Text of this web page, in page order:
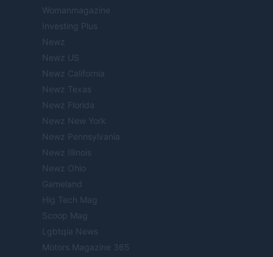
Womanmagazine
Investing Plus
Newz
Newz US
Newz California
Newz Texas
Newz Florida
Newz New York
Newz Pennsylvania
Newz Illinois
Newz Ohio
Gameland
Hig Tech Mag
Scoop Mag
Lgbtqia News
Motors Magazine 365